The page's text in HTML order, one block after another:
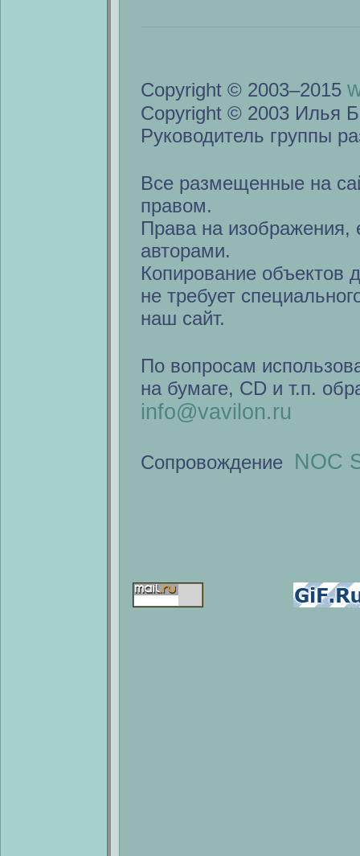
Copyright © 2003–2015
Copyright © 2003 Илья
Руководитель группы
Все размещенные на
правом.
Права на изображения,
авторами.
Копирование объектов
не требует
наш сайт.
По вопросам
на бумаге, CD и т.п.
info@vavilon.ru
Сопровождение NOC